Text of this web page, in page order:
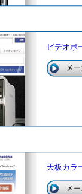
ビデオボ
天板カラ